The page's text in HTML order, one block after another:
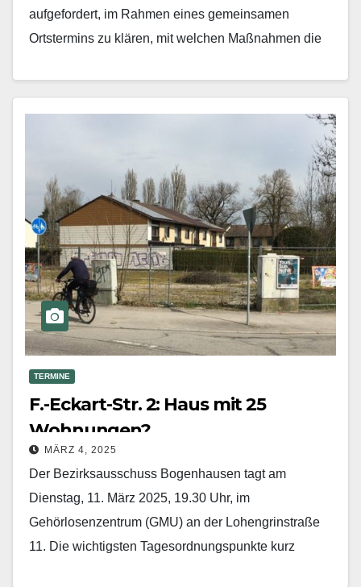
aufgefordert, im Rahmen eines gemeinsamen
Ortstermins zu klären, mit welchen Maßnahmen die
TERMINE
F.-Eckart-Str. 2: Haus mit 25
Wohnungen?
MÄRZ 4, 2025
Der Bezirksausschuss Bogenhausen tagt am
Dienstag, 11. März 2025, 19.30 Uhr, im
Gehörlosenzentrum (GMU) an der Lohengrinstraße
11. Die wichtigsten Tagesordnungspunkte kurz